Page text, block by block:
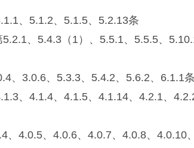
、5.1.2、5.1.5、5.2.13条
、5.4.3（1）、5.5.1、5.5.5、
3.0.6、5.3.3、5.4.2、5.6.2、6.1.1条
4.1.4、4.1.5、4.1.14、4.2.1、
、4.0.6、4.0.7、4.0.8、4.0.10